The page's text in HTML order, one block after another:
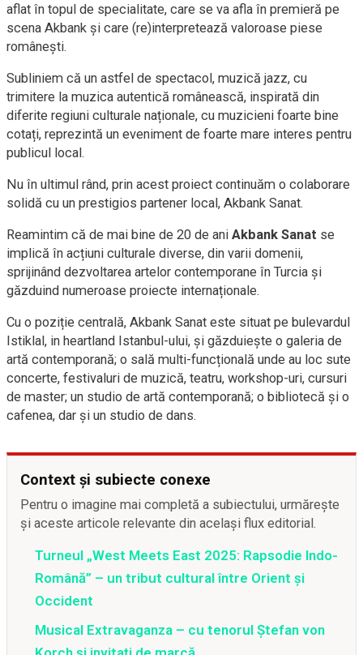
aflat în topul de specialitate, care se va afla în premieră pe
scena Akbank și care (re)interpretează valoroase piese
românești.
Subliniem că un astfel de spectacol, muzică jazz, cu
trimitere la muzica autentică românească, inspirată din
diferite regiuni culturale naționale, cu muzicieni foarte bine
cotați, reprezintă un eveniment de foarte mare interes pentru
publicul local.
Nu în ultimul rând, prin acest proiect continuăm o colaborare
solidă cu un prestigios partener local, Akbank Sanat.
Reamintim că de mai bine de 20 de ani Akbank Sanat se
implică în acțiuni culturale diverse, din varii domenii,
sprijinând dezvoltarea artelor contemporane în Turcia și
găzduind numeroase proiecte internaționale.
Cu o poziție centrală, Akbank Sanat este situat pe bulevardul
Istiklal, in heartland Istanbul-ului, și găzduiește o galeria de
artă contemporană; o sală multi-funcțională unde au loc sute
concerte, festivaluri de muzică, teatru, workshop-uri, cursuri
de master; un studio de artă contemporană; o bibliotecă și o
cafenea, dar și un studio de dans.
Context și subiecte conexe
Pentru o imagine mai completă a subiectului, urmărește
și aceste articole relevante din același flux editorial.
Turneul „West Meets East 2025: Rapsodie Indo-
Română” – un tribut cultural între Orient și
Occident
Musical Extravaganza – cu tenorul Ștefan von